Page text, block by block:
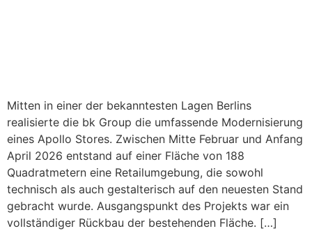
Mitten in einer der bekanntesten Lagen Berlins
realisierte die bk Group die umfassende Modernisierung
eines Apollo Stores. Zwischen Mitte Februar und Anfang
April 2026 entstand auf einer Fläche von 188
Quadratmetern eine Retailumgebung, die sowohl
technisch als auch gestalterisch auf den neuesten Stand
gebracht wurde. Ausgangspunkt des Projekts war ein
vollständiger Rückbau der bestehenden Fläche. […]